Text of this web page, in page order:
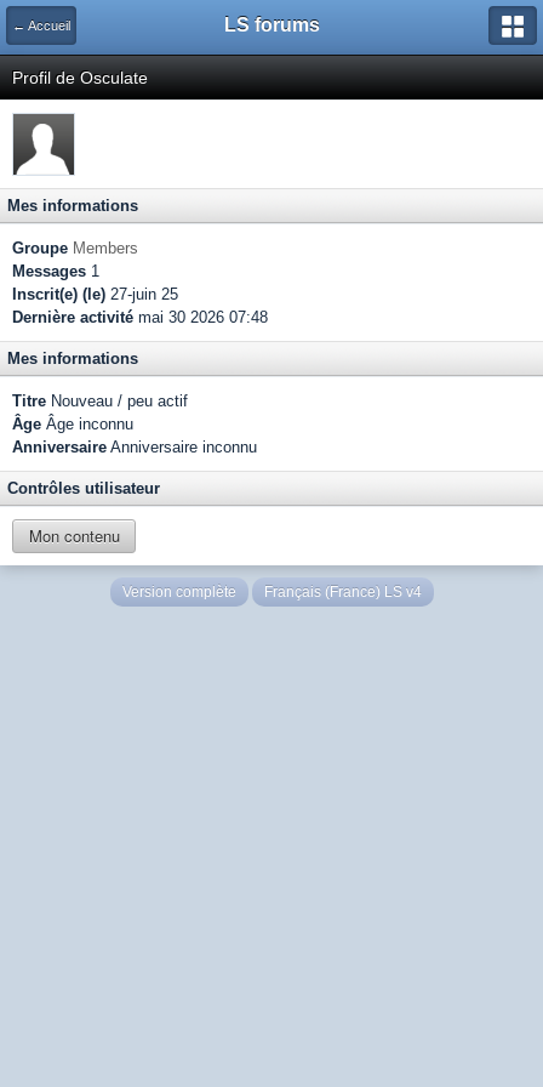
← Accueil LS forums
Profil de Osculate
Mes informations
Groupe Members
Messages 1
Inscrit(e) (le) 27-juin 25
Dernière activité mai 30 2026 07:48
Mes informations
Titre Nouveau / peu actif
Âge Âge inconnu
Anniversaire Anniversaire inconnu
Contrôles utilisateur
Mon contenu
Version complète Français (France) LS v4